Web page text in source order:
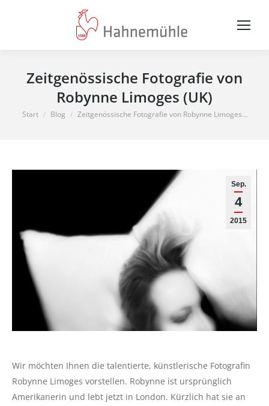
Zeitgenössische Fotografie von
Robynne Limoges (UK)
Sie befinden sich hier:
Start Blog Zeitgenössische Fotografie von Robynne Limoges…
Sep.
4
2015
Wir möchten Ihnen die talentierte, künstlerische Fotografin
Robynne Limoges vorstellen. Robynne ist ursprünglich
Amerikanerin und lebt jetzt in London. Kürzlich hat sie an